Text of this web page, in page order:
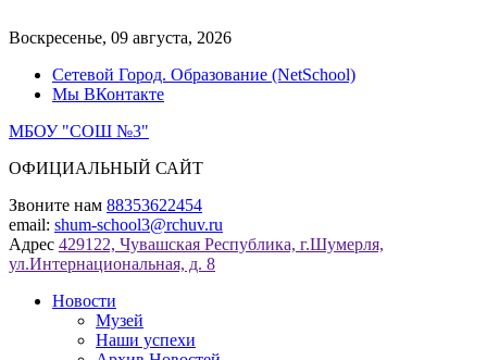
к
Воскресенье, 09 августа, 2026
Сетевой Город. Образование (NetSchool)
Мы ВКонтакте
МБОУ "СОШ №3"
ОФИЦИАЛЬНЫЙ САЙТ
Звоните нам 88353622454
email: shum-school3@rchuv.ru
Адрес 429122, Чувашская Республика, г.Шумерля,
ул.Интернациональная, д. 8
Новости
Музей
Наши успехи